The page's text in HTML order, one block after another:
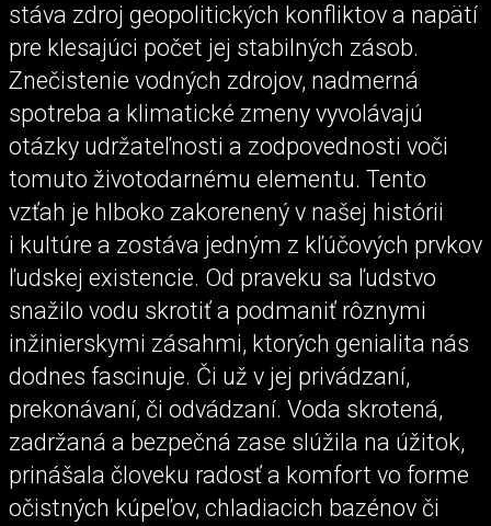
stáva zdroj geopolitických konfliktov a napätí
pre klesajúci počet jej stabilných zásob.
Znečistenie vodných zdrojov, nadmerná
spotreba a klimatické zmeny vyvolávajú
otázky udržateľnosti a zodpovednosti voči
tomuto životodarnému elementu. Tento
vzťah je hlboko zakorenený v našej histórii
i kultúre a zostáva jedným z kľúčových prvkov
ľudskej existencie. Od praveku sa ľudstvo
snažilo vodu skrotiť a podmaniť rôznymi
inžinierskymi zásahmi, ktorých genialita nás
dodnes fascinuje. Či už v jej privádzaní,
prekonávaní, či odvádzaní. Voda skrotená,
zadržaná a bezpečná zase slúžila na úžitok,
prinášala človeku radosť a komfort vo forme
očistných kúpeľov, chladiacich bazénov či